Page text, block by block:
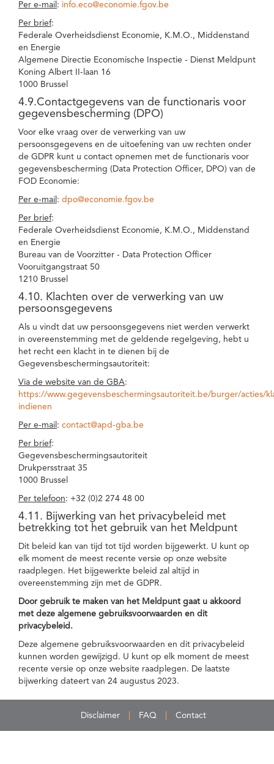
Per e-mail : info.eco@economie.fgov.be
Per brief:
Federale Overheidsdienst Economie, K.M.O., Middenstand
en Energie
Algemene Directie Economische Inspectie - Dienst Meldpunt
Koning Albert II-laan 16
1000 Brussel
4.9.Contactgegevens van de functionaris voor
gegevensbescherming (DPO)
Voor elke vraag over de verwerking van uw
persoonsgegevens en de uitoefening van uw rechten onder
de GDPR kunt u contact opnemen met de functionaris voor
gegevensbescherming (Data Protection Officer, DPO) van de
FOD Economie:
Per e-mail : dpo@economie.fgov.be
Per brief:
Federale Overheidsdienst Economie, K.M.O., Middenstand
en Energie
Bureau van de Voorzitter - Data Protection Officer
Vooruitgangstraat 50
1210 Brussel
4.10. Klachten over de verwerking van uw
persoonsgegevens
Als u vindt dat uw persoonsgegevens niet werden verwerkt
in overeenstemming met de geldende regelgeving, hebt u
het recht een klacht in te dienen bij de
Gegevensbeschermingsautoriteit:
Via de website van de GBA:
https://www.gegevensbeschermingsautoriteit.be/burger/acties/
indienen
Per e-mail : contact@apd-gba.be
Per brief:
Gegevensbeschermingsautoriteit
Drukpersstraat 35
1000 Brussel
Per telefoon: +32 (0)2 274 48 00
4.11. Bijwerking van het privacybeleid met
betrekking tot het gebruik van het Meldpunt
Dit beleid kan van tijd tot tijd worden bijgewerkt. U kunt op
elk moment de meest recente versie op onze website
raadplegen. Het bijgewerkte beleid zal altijd in
overeenstemming zijn met de GDPR.
Door gebruik te maken van het Meldpunt gaat u akkoord
met deze algemene gebruiksvoorwaarden en dit
privacybeleid.
Deze algemene gebruiksvoorwaarden en dit privacybeleid
kunnen worden gewijzigd. U kunt op elk moment de meest
recente versie op onze website raadplegen. De laatste
bijwerking dateert van 24 augustus 2023.
Disclaimer FAQ Contact